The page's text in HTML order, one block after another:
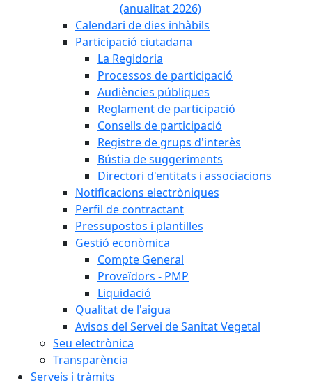
(anualitat 2026)
Calendari de dies inhàbils
Participació ciutadana
La Regidoria
Processos de participació
Audiències públiques
Reglament de participació
Consells de participació
Registre de grups d'interès
Bústia de suggeriments
Directori d'entitats i associacions
Notificacions electròniques
Perfil de contractant
Pressupostos i plantilles
Gestió econòmica
Compte General
Proveïdors - PMP
Liquidació
Qualitat de l'aigua
Avisos del Servei de Sanitat Vegetal
Seu electrònica
Transparència
Serveis i tràmits